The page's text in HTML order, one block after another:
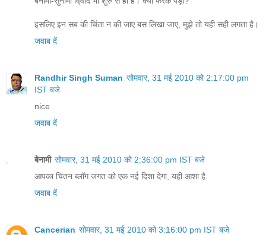
इसलिए इन सब की चिंता न की जाए बस लिखा जाए, मुझे तो यही सही लगता है।
जवाब दें
Randhir Singh Suman सोमवार, 31 मई 2010 को 2:17:00 pm
IST बजे
nice
जवाब दें
बेनामी सोमवार, 31 मई 2010 को 2:36:00 pm IST बजे
आपका चिंतन ब्लॉग जगत को एक नई दिशा देगा, यही आशा है.
जवाब दें
Cancerian सोमवार, 31 मई 2010 को 3:16:00 pm IST बजे